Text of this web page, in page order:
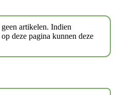
artikelen. Indien
deze pagina kunnen deze